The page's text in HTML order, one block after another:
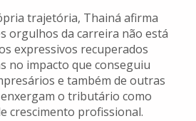
trajetória, Thainá afirma
orgulhos da carreira não está
expressivos recuperados
no impacto que conseguiu
e também de outras
o tributário como
crescimento profissional.